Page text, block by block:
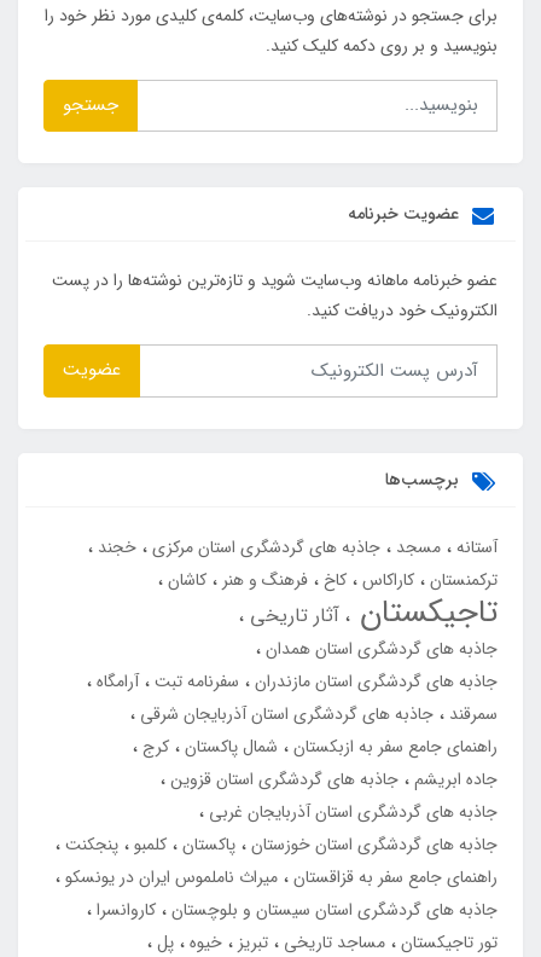
برای جستجو در نوشته‌های وب‌سایت، کلمه‌ی کلیدی مورد نظر خود را
بنویسید و بر روی دکمه کلیک کنید.
جستجو
عضویت خبرنامه
عضو خبرنامه ماهانه وب‌سایت شوید و تازه‌ترین نوشته‌ها را در پست
الکترونیک خود دریافت کنید.
عضویت
برچسب‌ها
آستانه مسجد جاذبه های گردشگری استان مرکزی خجند
ترکمنستان کاراکاس کاخ فرهنگ و هنر کاشان
تاجیکستان آثار تاریخی
جاذبه های گردشگری استان همدان
جاذبه های گردشگری استان مازندران
سفرنامه تبت آرامگاه
سمرقند
جاذبه های گردشگری استان آذربایجان شرقی
راهنمای جامع سفر به ازبکستان
شمال پاکستان کرج
جاده ابریشم جاذبه های گردشگری استان قزوین
جاذبه های گردشگری استان آذربایجان غربی
جاذبه های گردشگری استان خوزستان پاکستان کلمبو پنجکنت
راهنمای جامع سفر به قزاقستان میراث ناملموس ایران در یونسکو
جاذبه های گردشگری استان سیستان و بلوچستان کاروانسرا
تور تاجیکستان مساجد تاریخی تبریز خیوه پل